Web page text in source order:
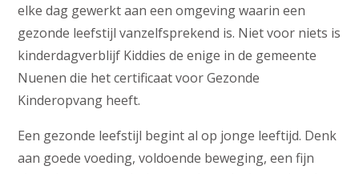
elke dag gewerkt aan een omgeving waarin een
gezonde leefstijl vanzelfsprekend is. Niet voor niets is
kinderdagverblijf Kiddies de enige in de gemeente
Nuenen die het certificaat voor Gezonde
Kinderopvang heeft.
Een gezonde leefstijl begint al op jonge leeftijd. Denk
aan goede voeding, voldoende beweging, een fijn